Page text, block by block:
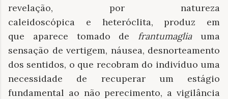
revelação, por natureza
caleidoscópica e heteróclita, produz em
que aparece tomado de frantumagliauma
sensação de vertigem, náusea, desnorteamento
dos sentidos, o que recobram do indivíduo uma
necessidade de recuperar um estágio
fundamental ao não perecimento, a vigilância